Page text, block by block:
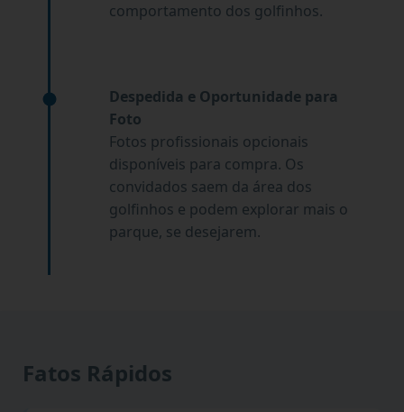
comportamento dos golfinhos.
Despedida e Oportunidade para
Foto
Fotos profissionais opcionais
disponíveis para compra. Os
convidados saem da área dos
golfinhos e podem explorar mais o
parque, se desejarem.
Fatos Rápidos